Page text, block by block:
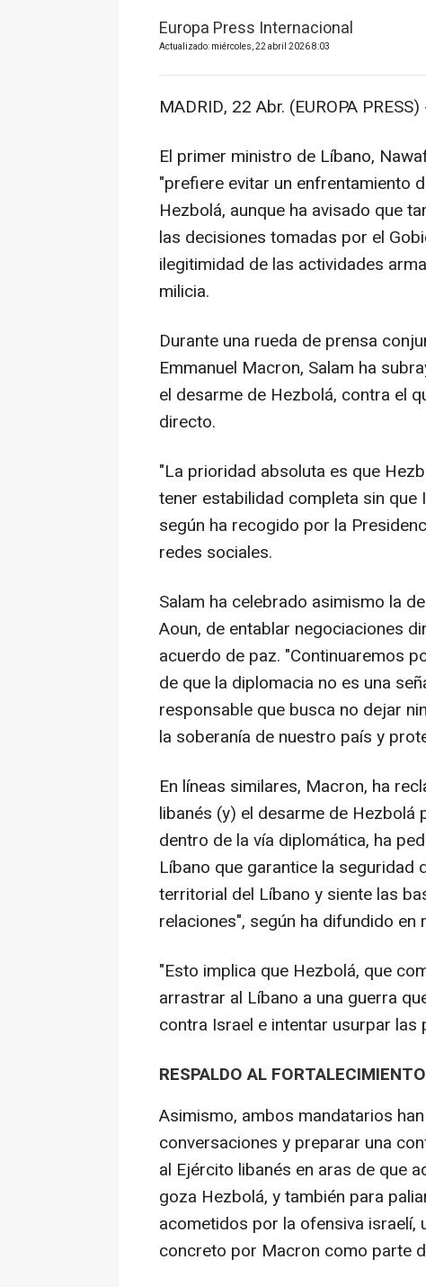
Europa Press Internacional
Actualizado: miércoles, 22 abril 2026 8:03
MADRID, 22 Abr. (EUROPA PRESS)
El primer ministro de Líbano,
"prefiere evitar un enfrentamiento
Hezbolá, aunque ha avisado que
las decisiones tomadas por el
ilegitimidad de las actividades
milicia.
Durante una rueda de prensa
Emmanuel Macron, Salam ha
el desarme de Hezbolá, contra el
directo.
"La prioridad absoluta es que
tener estabilidad completa sin
según ha recogido por la
redes sociales.
Salam ha celebrado asimismo la
Aoun, de entablar negociaciones
acuerdo de paz. "Continuaremos
de que la diplomacia no es una
responsable que busca no dejar
la soberanía de nuestro país y
En líneas similares, Macron, ha
libanés (y) el desarme de Hezbolá
dentro de la vía diplomática, ha
Líbano que garantice la seguridad
territorial del Líbano y siente las
relaciones", según ha difundido en
"Esto implica que Hezbolá, que
arrastrar al Líbano a una guerra
contra Israel e intentar usurpar
RESPALDO AL
Asimismo, ambos mandatarios
conversaciones y preparar una
al Ejército libanés en aras de que
goza Hezbolá, y también para
acometidos por la ofensiva
concreto por Macron como parte